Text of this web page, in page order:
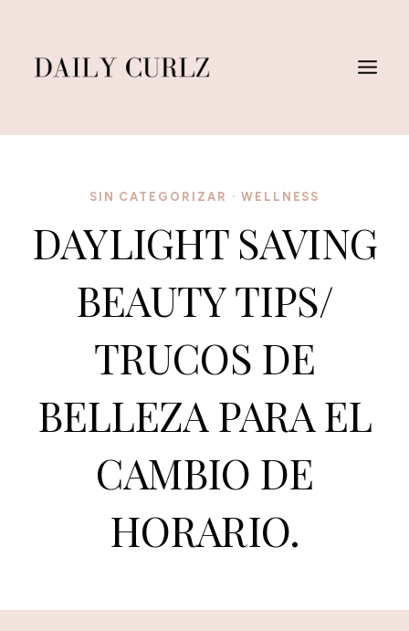
content
SIN CATEGORIZAR · WELLNESS
DAYLIGHT SAVING
BEAUTY TIPS/
TRUCOS DE
BELLEZA PARA EL
CAMBIO DE
HORARIO.